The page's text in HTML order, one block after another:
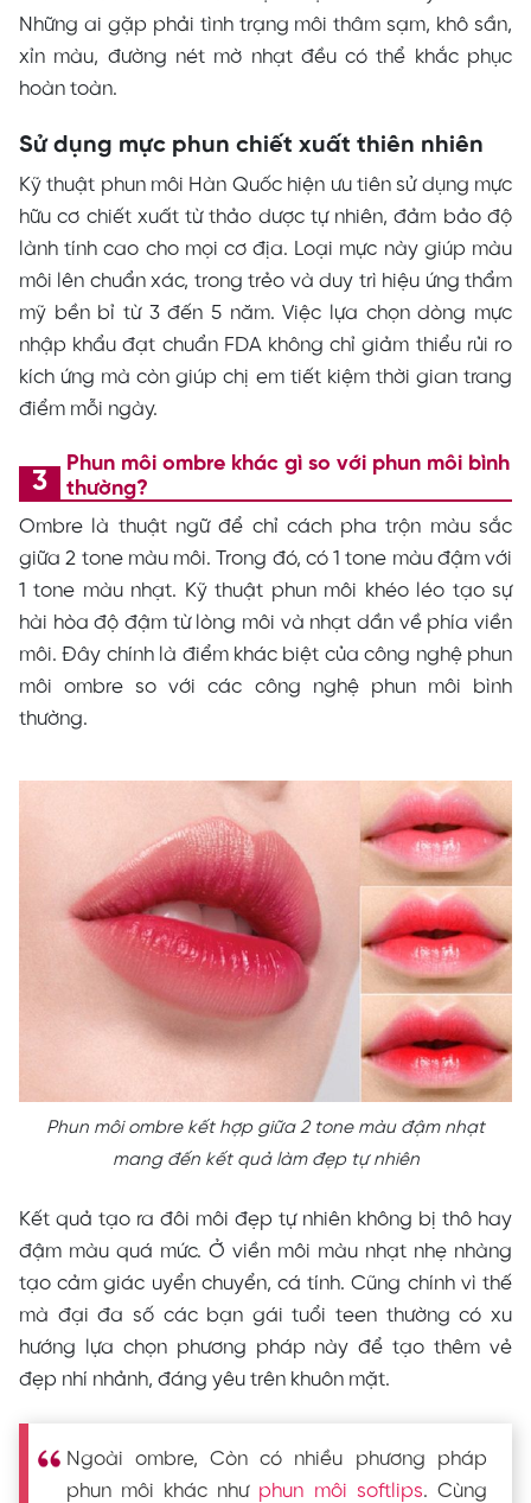
Những ai gặp phải tình trạng môi thâm sạm, khô sần,
xỉn màu, đường nét mờ nhạt đều có thể khắc phục
hoàn toàn.
Sử dụng mực phun chiết xuất thiên nhiên
Kỹ thuật phun môi Hàn Quốc hiện ưu tiên sử dụng mực
hữu cơ chiết xuất từ thảo dược tự nhiên, đảm bảo độ
lành tính cao cho mọi cơ địa. Loại mực này giúp màu
môi lên chuẩn xác, trong trẻo và duy trì hiệu ứng thẩm
mỹ bền bỉ từ 3 đến 5 năm. Việc lựa chọn dòng mực
nhập khẩu đạt chuẩn FDA không chỉ giảm thiểu rủi ro
kích ứng mà còn giúp chị em tiết kiệm thời gian trang
điểm mỗi ngày.
Phun môi ombre khác gì so với phun môi bình
thường?
Ombre là thuật ngữ để chỉ cách pha trộn màu sắc
giữa 2 tone màu môi. Trong đó, có 1 tone màu đậm với
1 tone màu nhạt. Kỹ thuật phun môi khéo léo tạo sự
hài hòa độ đậm từ lòng môi và nhạt dần về phía viền
môi. Đây chính là điểm khác biệt của công nghệ phun
môi ombre so với các công nghệ phun môi bình
thường.
Phun môi ombre kết hợp giữa 2 tone màu đậm nhạt
mang đến kết quả làm đẹp tự nhiên
Kết quả tạo ra đôi môi đẹp tự nhiên không bị thô hay
đậm màu quá mức. Ở viền môi màu nhạt nhẹ nhàng
tạo cảm giác uyển chuyển, cá tính. Cũng chính vì thế
mà đại đa số các bạn gái tuổi teen thường có xu
hướng lựa chọn phương pháp này để tạo thêm vẻ
đẹp nhí nhảnh, đáng yêu trên khuôn mặt.
Ngoài ombre, Còn có nhiều phương pháp
phun môi khác như phun môi softlips. Cùng